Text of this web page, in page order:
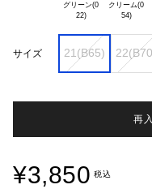
グリーン(0
22)
クリーム(0
54)
サイズ 21(B65)
再
¥3,850 税込